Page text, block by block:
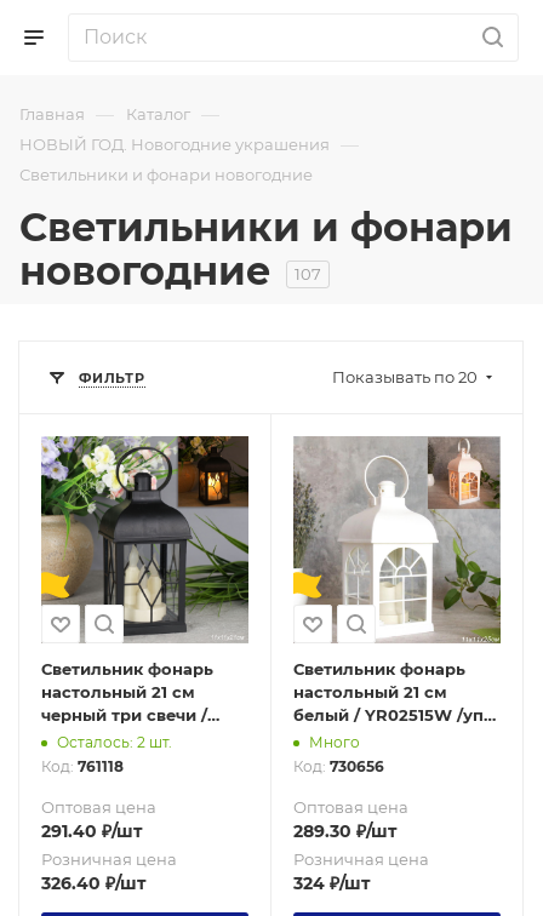
Главная — Каталог —
НОВЫЙ ГОД. Новогодние украшения —
Светильники и фонари новогодние
Светильники и фонари
новогодние
107
ФИЛЬТР Показывать по 20
Светильник фонарь
настольный 21 см
черный три свечи /
YR01594B /уп 48/от
батареек 730661
Осталось: 2 шт.
Код: 761118
Оптовая цена
291.40 ₽/шт
Розничная цена
326.40 ₽/шт
Светильник фонарь
настольный 21 см
белый / YR02515W /уп
48/от батареек
Много
Код: 730656
Оптовая цена
289.30 ₽/шт
Розничная цена
324 ₽/шт